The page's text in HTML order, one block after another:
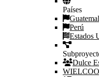
Países
Perú
Estados
Dulce